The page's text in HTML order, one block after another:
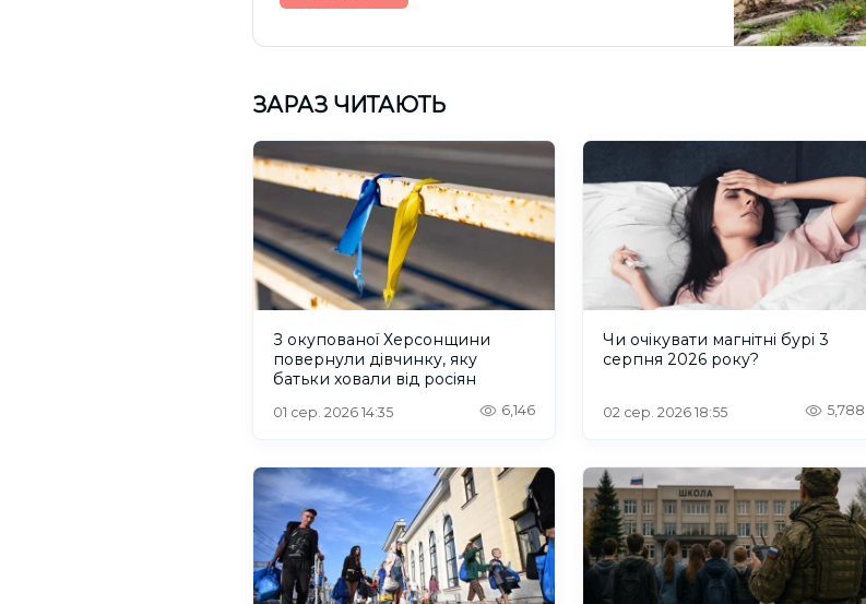
ЗАРАЗ ЧИТАЮТЬ
З окупованої Херсонщини
повернули дівчинку, яку
батьки ховали від росіян
01 сер. 2026 14:35 6,146
Чи очікувати магнітні бурі 3
серпня 2026 року?
02 сер. 2026 18:55 5,788